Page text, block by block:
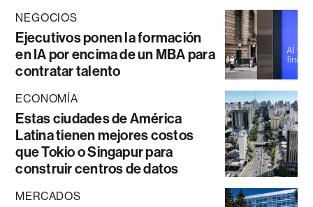
NEGOCIOS
Ejecutivos ponen la formación
en IA por encima de un MBA para
contratar talento
ECONOMÍA
Estas ciudades de América
Latina tienen mejores costos
que Tokio o Singapur para
construir centros de datos
MERCADOS